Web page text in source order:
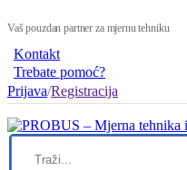
Vaš pouzdan partner za mjernu tehniku
Kontakt
Trebate pomoć?
Prijava/Registracija